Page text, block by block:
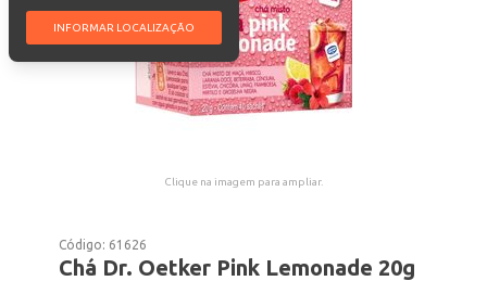
INFORMAR LOCALIZAÇÃO
Clique na imagem para ampliar.
Código: 61626
Chá Dr. Oetker Pink Lemonade 20g